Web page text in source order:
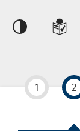
1 2